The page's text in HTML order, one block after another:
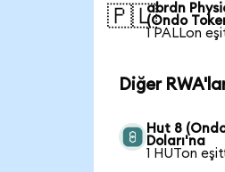
🇵🇱abrdn
(Ondo
1 PALLon
Diğer
Hut 8
Doları'na
1 HUTon